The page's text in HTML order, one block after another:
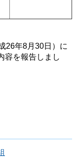
26年8月30日）に
容を報告しまし